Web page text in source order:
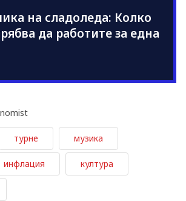
на сладоледа: Колко
да работите за една
турне музика
инфлация култура